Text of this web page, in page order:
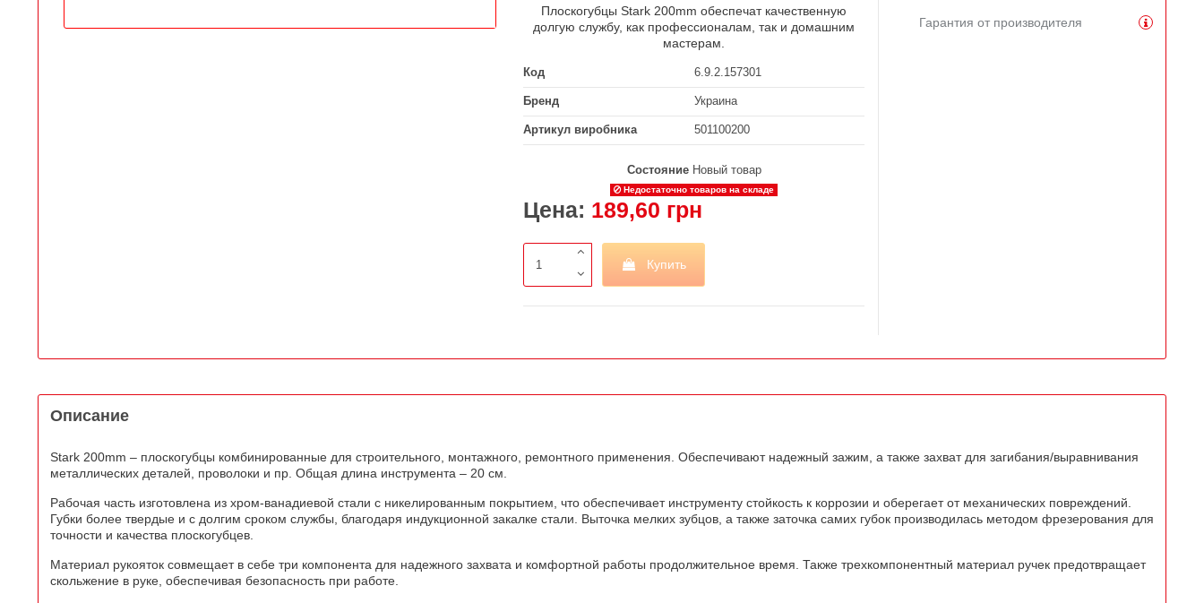
Плоскогубцы Stark 200mm обеспечат качественную
долгую службу, как профессионалам, так и домашним
мастерам.
Код 6.9.2.157301
Бренд Украина
Артикул виробника 501100200
Состояние Новый товар
Недостаточно товаров на складе
Цена: 189,60 грн
Купить
Гарантия от производителя
Описание
Stark 200mm – плоскогубцы комбинированные для строительного, монтажного, ремонтного применения. Обеспечивают надежный зажим, а также захват для загибания/выравнивания
металлических деталей, проволоки и пр. Общая длина инструмента – 20 см.
Рабочая часть изготовлена из хром-ванадиевой стали с никелированным покрытием, что обеспечивает инструменту стойкость к коррозии и оберегает от механических повреждений.
Губки более твердые и с долгим сроком службы, благодаря индукционной закалке стали. Выточка мелких зубцов, а также заточка самих губок производилась методом фрезерования для
точности и качества плоскогубцев.
Материал рукояток совмещает в себе три компонента для надежного захвата и комфортной работы продолжительное время. Также трехкомпонентный материал ручек предотвращает
скольжение в руке, обеспечивая безопасность при работе.